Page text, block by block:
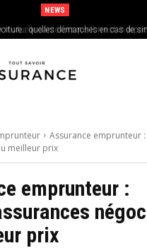
NEWS
: quelles démarches en cas de
Assurance emprunteur
meilleur prix
emprunteur :
prix